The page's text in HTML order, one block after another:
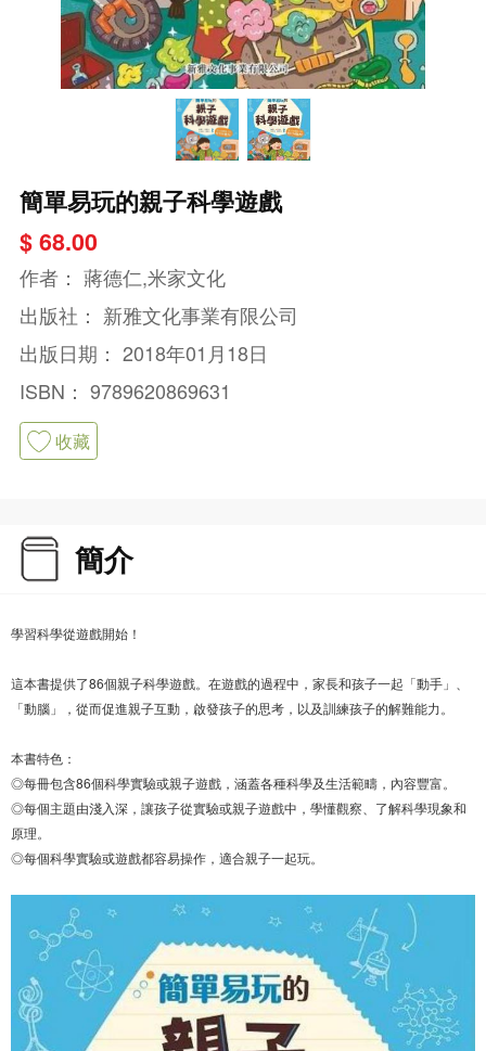
簡單易玩的親子科學遊戲
$ 68.00
作者： 蔣德仁,米家文化
出版社： 新雅文化事業有限公司
出版日期： 2018年01月18日
ISBN： 9789620869631
收藏
簡介
學習科學從遊戲開始！
這本書提供了86個親子科學遊戲。在遊戲的過程中，家長和孩子一起「動手」、
「動腦」，從而促進親子互動，啟發孩子的思考，以及訓練孩子的解難能力。
本書特色：
◎每冊包含86個科學實驗或親子遊戲，涵蓋各種科學及生活範疇，內容豐富。
◎每個主題由淺入深，讓孩子從實驗或親子遊戲中，學懂觀察、了解科學現象和
原理。
◎每個科學實驗或遊戲都容易操作，適合親子一起玩。